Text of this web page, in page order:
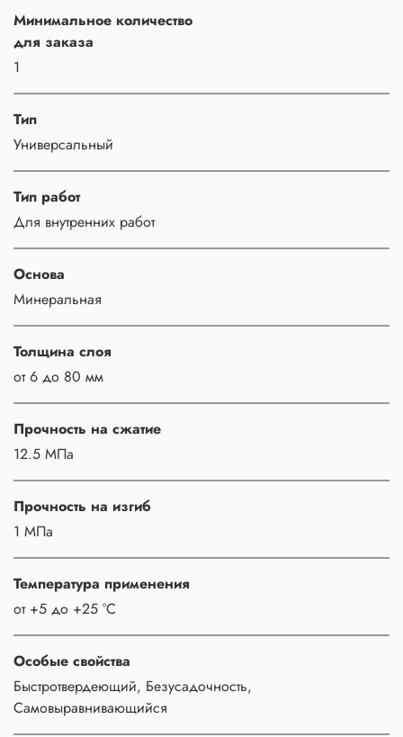
Минимальное количество
для заказа
1
Тип
Универсальный
Тип работ
Для внутренних работ
Основа
Минеральная
Толщина слоя
от 6 до 80 мм
Прочность на сжатие
12.5 МПа
Прочность на изгиб
1 МПа
Температура применения
от +5 до +25 °С
Особые свойства
Быстротвердеющий, Безусадочность,
Самовыравнивающийся